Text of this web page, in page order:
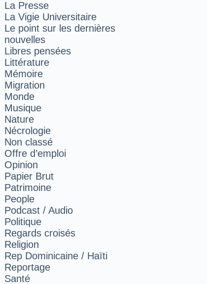
La Presse
La Vigie Universitaire
Le point sur les dernières
nouvelles
Libres pensées
Littérature
Mémoire
Migration
Monde
Musique
Nature
Nécrologie
Non classé
Offre d’emploi
Opinion
Papier Brut
Patrimoine
People
Podcast / Audio
Politique
Regards croisés
Religion
Rep Dominicaine / Haïti
Reportage
Santé